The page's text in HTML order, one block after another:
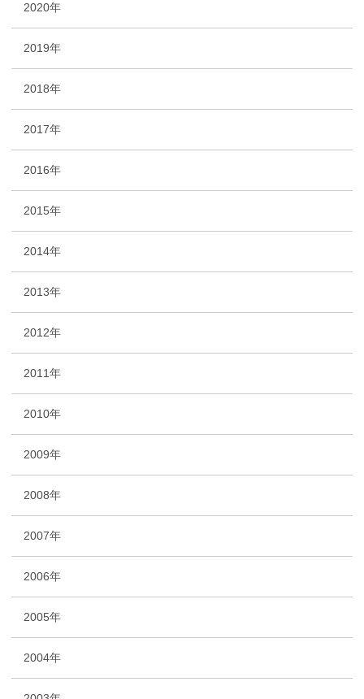
2020年
2019年
2018年
2017年
2016年
2015年
2014年
2013年
2012年
2011年
2010年
2009年
2008年
2007年
2006年
2005年
2004年